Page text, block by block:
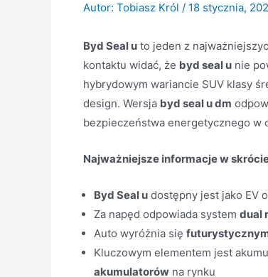
Autor: Tobiasz Król / 18 stycznia,
Byd Seal u to jeden z
kontaktu widać, że byd seal u nie
hybrydowym wariancie SUV klasy
design. Wersja byd seal u dm
bezpieczeństwa energetycznego w
Najważniejsze informacje w
Byd Seal u dostępny jest jako EV
Za napęd odpowiada system dual
Auto wyróżnia się
Kluczowym elementem jest
akumulatorów na rynku